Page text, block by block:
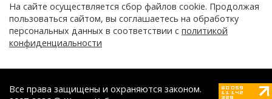
На сайте осуществляется сбор файлов cookie. Продолжая
пользоваться сайтом, вы соглашаетесь на обработку
персональных данных в соответствии с политикой
конфиденциальности
Все права защищены и охраняются законом.